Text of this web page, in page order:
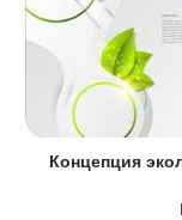
Концепция